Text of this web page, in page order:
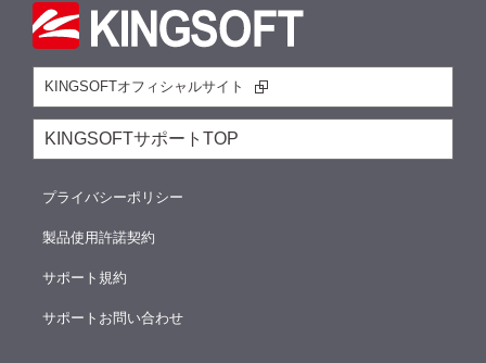
KINGSOFTオフィシャルサイト
KINGSOFTサポートTOP
プライバシーポリシー
製品使用許諾契約
サポート規約
サポートお問い合わせ